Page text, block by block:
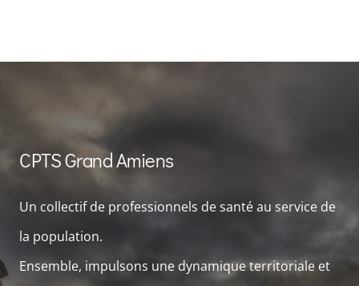
CPTS Grand Amiens
Un collectif de professionnels de santé au service de
la population.
Ensemble, impulsons une dynamique territoriale et